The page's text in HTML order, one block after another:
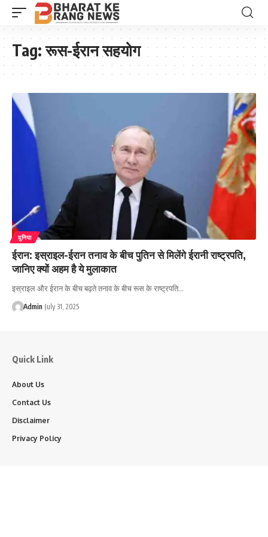
Tag:रूस-ईरान सहयोग
दुनिया
ईरान: इस्राइल-ईरान तनाव के बीच पुतिन से मिलेंगे ईरानी राष्ट्रपति,
जानिए क्यों अहम है ये मुलाकात
इस्राइल और ईरान के बीच बढ़ते तनाव के बीच रूस के राष्ट्रपति…
Admin July 31, 2025
Quick Link
About Us
Contact Us
Disclaimer
Privacy Policy